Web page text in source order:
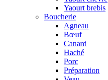
Yaourt brebis
Boucherie
Agneau
Bœuf
Canard
Haché
Porc
Préparation